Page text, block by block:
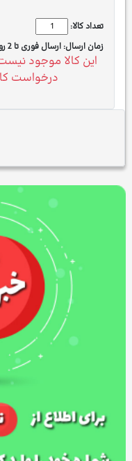
تعداد کالا:
زمان ارسال: ارسال فوری تا 2 روز کاری
این کالا موجود نیست
درخواست